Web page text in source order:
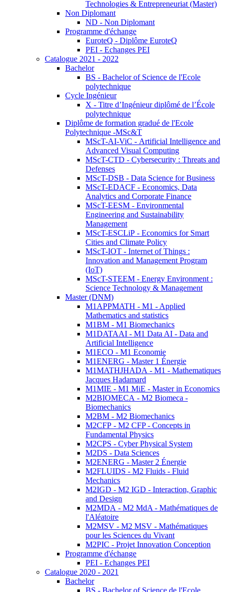
Technologies & Entrepreneuriat (Master)
Non Diplomant
ND - Non Diplomant
Programme d'échange
EuroteQ - Diplôme EuroteQ
PEI - Echanges PEI
Catalogue 2021 - 2022
Bachelor
BS - Bachelor of Science de l'Ecole
polytechnique
Cycle Ingénieur
X - Titre d’Ingénieur diplômé de l’École
polytechnique
Diplôme de formation gradué de l'Ecole
Polytechnique -MSc&T
MScT-AI-ViC - Artificial Intelligence and
Advanced Visual Computing
MScT-CTD - Cybersecurity : Threats and
Defenses
MScT-DSB - Data Science for Business
MScT-EDACF - Economics, Data
Analytics and Corporate Finance
MScT-EESM - Environmental
Engineering and Sustainability
Management
MScT-ESCLiP - Economics for Smart
Cities and Climate Policy
MScT-IOT - Internet of Things :
Innovation and Management Program
(IoT)
MScT-STEEM - Energy Environment :
Science Technology & Management
Master (DNM)
M1APPMATH - M1 - Applied
Mathematics and statistics
M1BM - M1 Biomechanics
M1DATAAI - M1 Data AI - Data and
Artificial Intelligence
M1ECO - M1 Economie
M1ENERG - Master 1 Énergie
M1MATHJHADA - M1 - Mathematiques
Jacques Hadamard
M1MIE - M1 MiE - Master in Economics
M2BIOMECA - M2 Biomeca -
Biomechanics
M2BM - M2 Biomechanics
M2CFP - M2 CFP - Concepts in
Fundamental Physics
M2CPS - Cyber Physical System
M2DS - Data Sciences
M2ENERG - Master 2 Énergie
M2FLUIDS - M2 Fluids - Fluid
Mechanics
M2IGD - M2 IGD - Interaction, Graphic
and Design
M2MDA - M2 MdA - Mathématiques de
l'Aléatoire
M2MSV - M2 MSV - Mathématiques
pour les Sciences du Vivant
M2PIC - Projet Innovation Conception
Programme d'échange
PEI - Echanges PEI
Catalogue 2020 - 2021
Bachelor
BS - Bachelor of Science de l'Ecole